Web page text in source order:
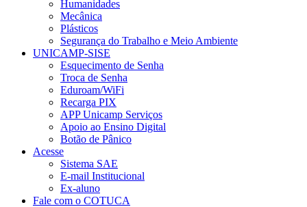
Humanidades
Mecânica
Plásticos
Segurança do Trabalho e Meio Ambiente
UNICAMP-SISE
Esquecimento de Senha
Troca de Senha
Eduroam/WiFi
Recarga PIX
APP Unicamp Serviços
Apoio ao Ensino Digital
Botão de Pânico
Acesse
Sistema SAE
E-mail Institucional
Ex-aluno
Fale com o COTUCA